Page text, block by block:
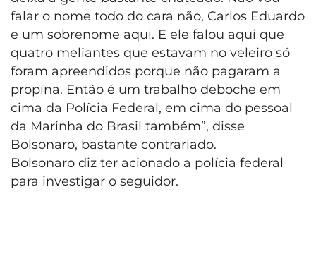
falar o nome todo do cara não, Carlos Eduardo
e um sobrenome aqui. E ele falou aqui que
quatro meliantes que estavam no veleiro só
foram apreendidos porque não pagaram a
propina. Então é um trabalho deboche em
cima da Polícia Federal, em cima do pessoal
da Marinha do Brasil também”, disse
Bolsonaro, bastante contrariado.
Bolsonaro diz ter acionado a polícia federal
para investigar o seguidor.